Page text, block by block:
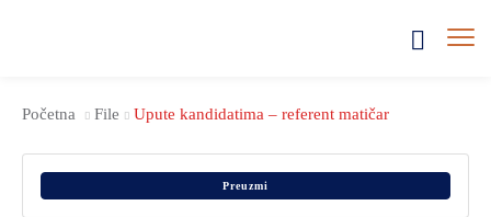
Početna File Upute kandidatima – referent matičar
Preuzmi